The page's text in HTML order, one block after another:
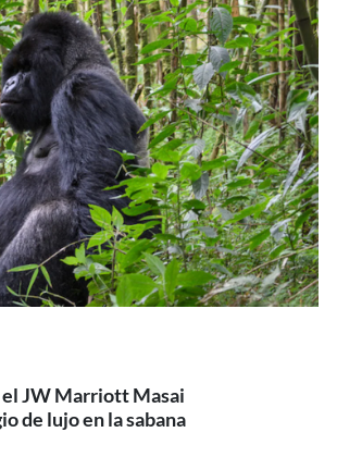
JW Marriott Masai
de lujo en la sabana